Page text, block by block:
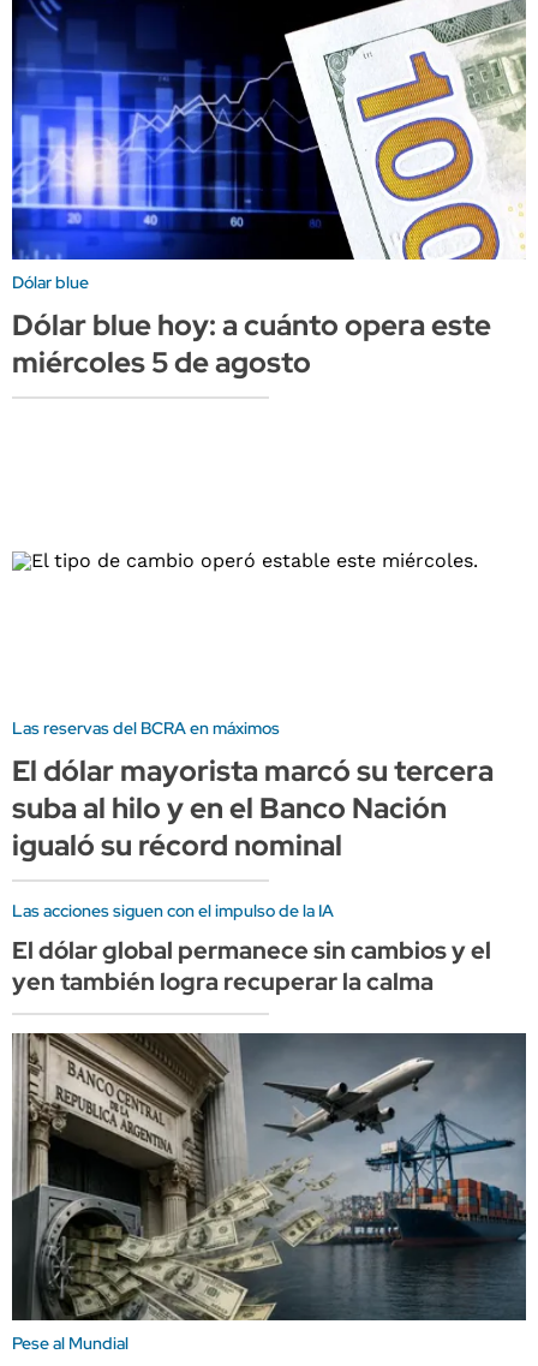
Dólar blue
Dólar blue hoy: a cuánto opera este
miércoles 5 de agosto
Las reservas del BCRA en máximos
El dólar mayorista marcó su tercera
suba al hilo y en el Banco Nación
igualó su récord nominal
Las acciones siguen con el impulso de la IA
El dólar global permanece sin cambios y el
yen también logra recuperar la calma
Pese al Mundial